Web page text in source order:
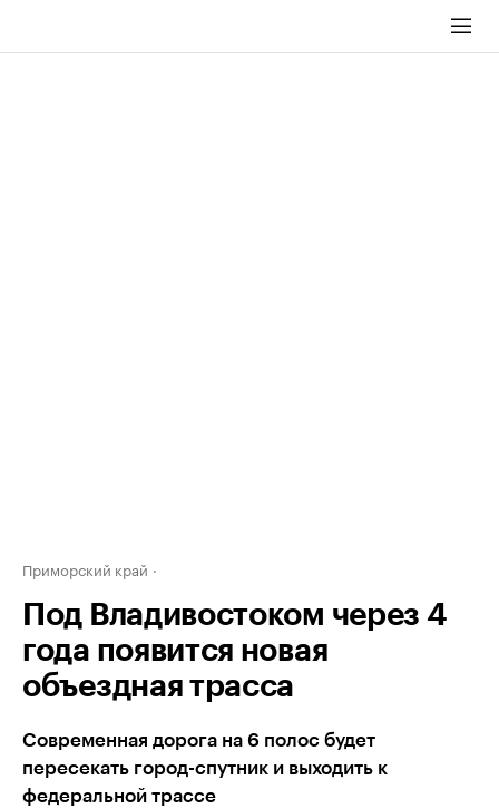
Приморский край
Под Владивостоком через 4
года появится новая
объездная трасса
Современная дорога на 6 полос будет
пересекать город-спутник и выходить к
федеральной трассе